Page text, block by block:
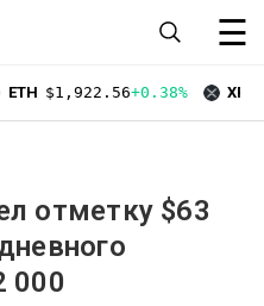
☰
ETH $1,922.56+0.38% XRP
отметку $63
000